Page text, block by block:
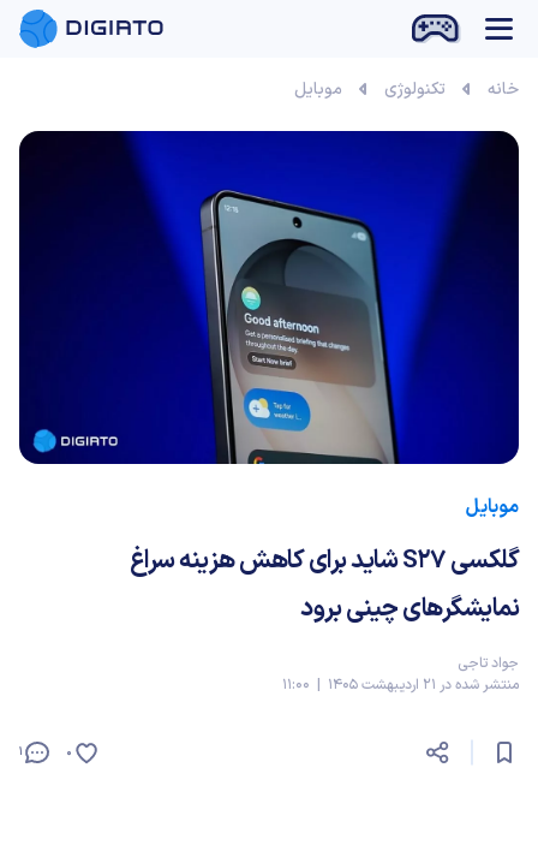
بازی آنلاین
خانه تکنولوژی موبایل
موبایل
گلکسی S27 شاید برای کاهش هزینه سراغ
نمایشگرهای چینی برود
جواد تاجی
منتشر شده در 21 اردیبهشت 1405 | 11:00
1 0